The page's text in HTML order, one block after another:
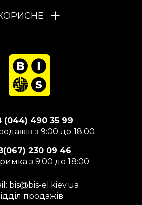
(044) 490 35 99
з 9:00 до 18:00
230 09 46
з 9:00 до 18:00
bis@bis-el.kiev.ua
продажів